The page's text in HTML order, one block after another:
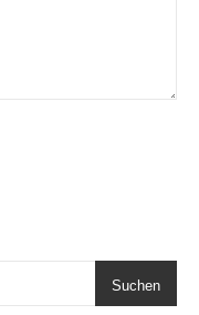
Suchen